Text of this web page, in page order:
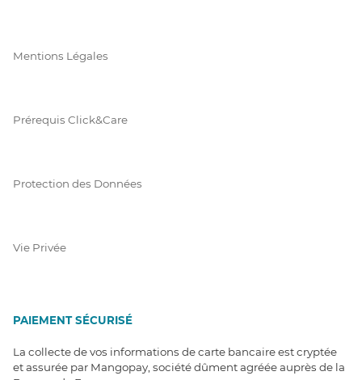
Mentions Légales
Prérequis Click&Care
Protection des Données
Vie Privée
PAIEMENT SÉCURISÉ
La collecte de vos informations de carte bancaire est cryptée
et assurée par Mangopay, société dûment agréée auprès de la